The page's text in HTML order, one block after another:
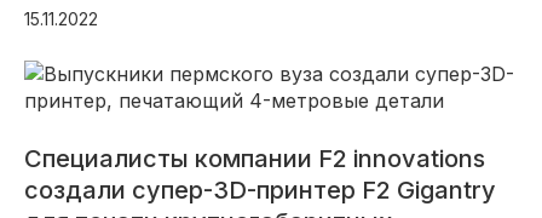
Благоустройство
15.11.2022
Специалисты компании F2 innovations
создали супер-3D-принтер F2 Gigantry